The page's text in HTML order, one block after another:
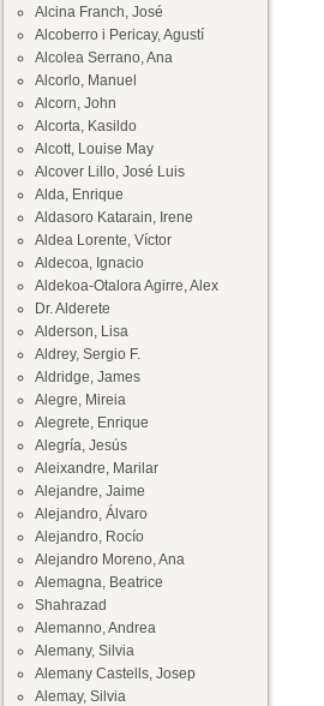
Alcina Franch, José
Alcoberro i Pericay, Agustí
Alcolea Serrano, Ana
Alcorlo, Manuel
Alcorn, John
Alcorta, Kasildo
Alcott, Louise May
Alcover Lillo, José Luis
Alda, Enrique
Aldasoro Katarain, Irene
Aldea Lorente, Víctor
Aldecoa, Ignacio
Aldekoa-Otalora Agirre, Alex
Dr. Alderete
Alderson, Lisa
Aldrey, Sergio F.
Aldridge, James
Alegre, Mireia
Alegrete, Enrique
Alegría, Jesús
Aleixandre, Marilar
Alejandre, Jaime
Alejandro, Álvaro
Alejandro, Rocío
Alejandro Moreno, Ana
Alemagna, Beatrice
Shahrazad
Alemanno, Andrea
Alemany, Silvia
Alemany Castells, Josep
Alemay, Silvia